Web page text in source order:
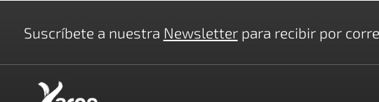
Suscríbete a nuestra Newsletterpara recibir por